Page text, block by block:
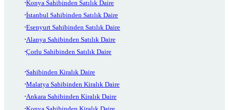
Konya Sahibinden Satılık Daire
İstanbul Sahibinden Satılık Daire
Esenyurt Sahibinden Satılık Daire
Alanya Sahibinden Satılık Daire
Çorlu Sahibinden Satılık Daire
Sahibinden Kiralık Daire
Malatya Sahibinden Kiralık Daire
Ankara Sahibinden Kiralık Daire